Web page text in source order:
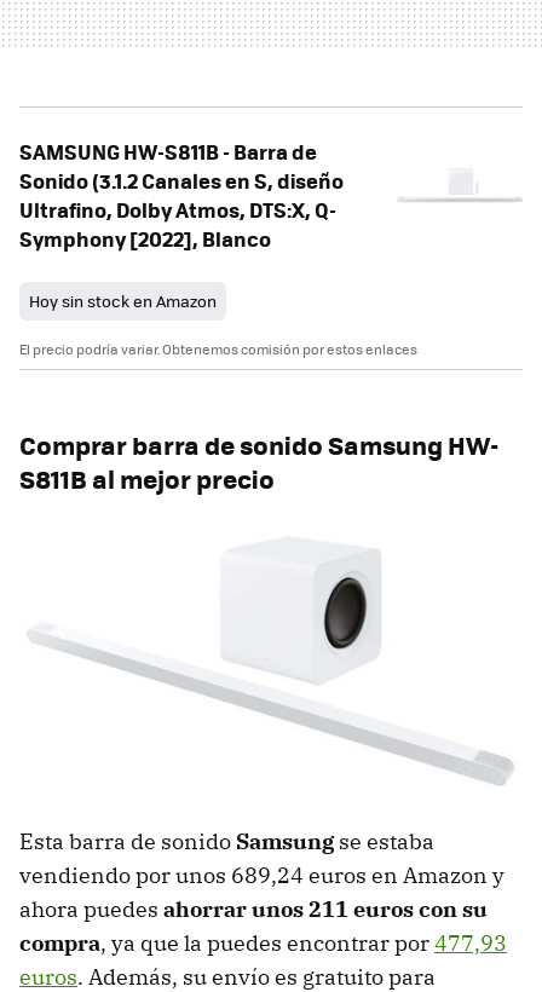
SAMSUNG HW-S811B - Barra de
Sonido (3.1.2 Canales en S, diseño
Ultrafino, Dolby Atmos, DTS:X, Q-
Symphony [2022], Blanco
Hoy sin stock en Amazon
El precio podría variar. Obtenemos comisión por estos enlaces
Comprar barra de sonido Samsung HW-
S811B al mejor precio
Esta barra de sonido Samsungse estaba
vendiendo por unos 689,24 euros en Amazon y
ahora puedes ahorrar unos 211 euros con su
compra, ya que la puedes encontrar por477,93
euros. Además, su envío es gratuito para